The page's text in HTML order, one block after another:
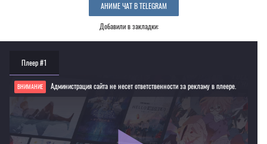
АНИМЕ ЧАТ В TELEGRAM
Добавили в закладки:
Плеер #1
ВНИМАНИЕ Администрация сайта не несет ответственности за рекламу в плеере.
Если видео не работает, обновите страницу или выберите другой плеер!
Для просмотра некоторых аниме необходимо установить VPN